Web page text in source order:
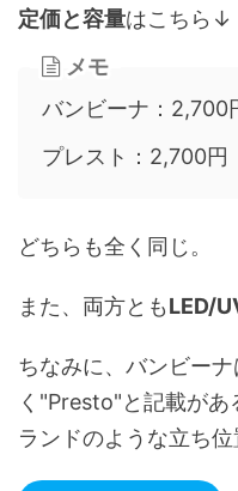
定価と容量はこちら↓
メモ
バンビーナ：2,700
プレスト：2,700円
どちらも全く同じ。
また、両方ともLED/
ちなみに、バンビー
く"Presto"と記載が
ランドのような立ち位